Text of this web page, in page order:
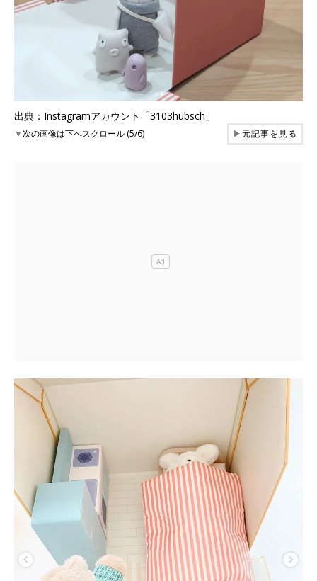
出典：Instagramアカウント「3103hubsch」
▼次の画像は下へスクロール (5/6) ▶元記事を見る